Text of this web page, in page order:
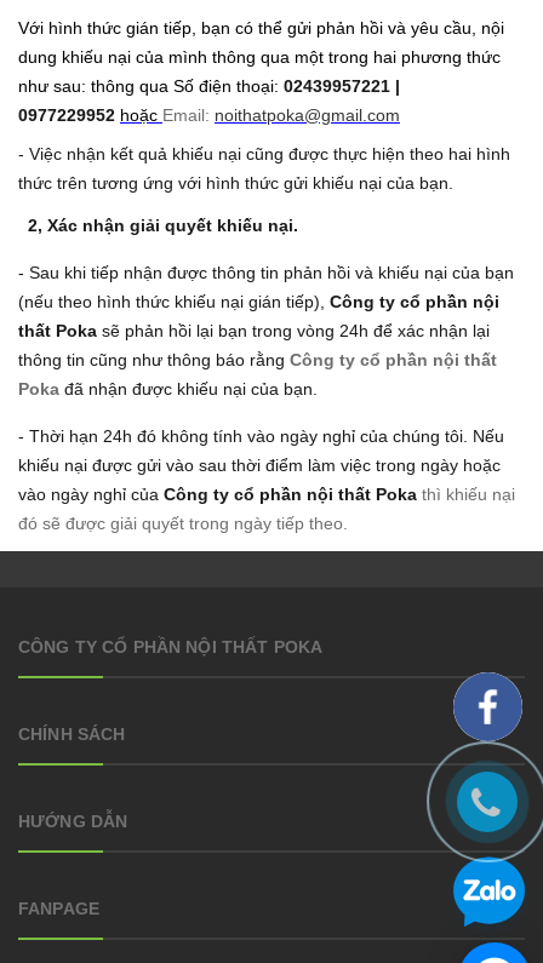
Với hình thức gián tiếp, bạn có thể gửi phản hồi và yêu cầu, nội
dung khiếu nại của mình thông qua một trong hai phương thức
như sau: thông qua Số điện thoại: 02439957221 |
0977229952 hoặc Email: noithatpoka@gmail.com
- Việc nhận kết quả khiếu nại cũng được thực hiện theo hai hình
thức trên tương ứng với hình thức gửi khiếu nại của bạn.
2, Xác nhận giải quyết khiếu nại.
- Sau khi tiếp nhận được thông tin phản hồi và khiếu nại của bạn
(nếu theo hình thức khiếu nại gián tiếp), Công ty cổ phần nội
thất Poka sẽ phản hồi lại bạn trong vòng 24h để xác nhận lại
thông tin cũng như thông báo rằng Công ty cổ phần nội thất
Poka đã nhận được khiếu nại của bạn.
- Thời hạn 24h đó không tính vào ngày nghỉ của chúng tôi. Nếu
khiếu nại được gửi vào sau thời điểm làm việc trong ngày hoặc
vào ngày nghỉ của Công ty cổ phần nội thất Poka thì khiếu nại
đó sẽ được giải quyết trong ngày tiếp theo.
CÔNG TY CỔ PHẦN NỘI THẤT POKA
CHÍNH SÁCH
HƯỚNG DẪN
FANPAGE